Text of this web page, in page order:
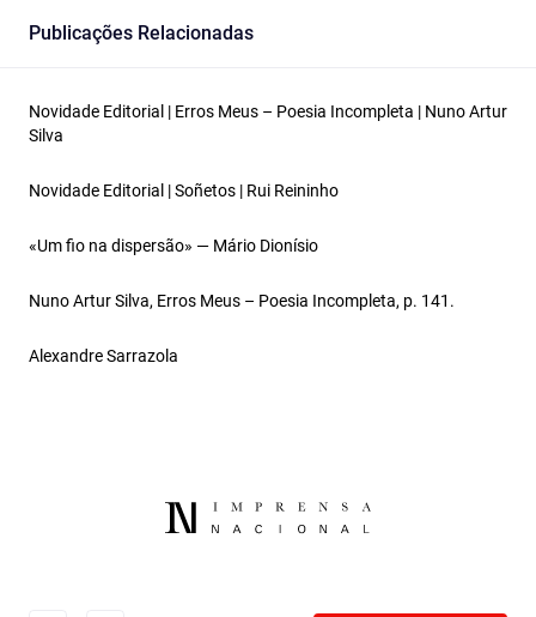
Publicações Relacionadas
Novidade Editorial | Erros Meus – Poesia Incompleta | Nuno Artur
Silva
Novidade Editorial | Soñetos | Rui Reininho
«Um fio na dispersão» — Mário Dionísio
Nuno Artur Silva, Erros Meus – Poesia Incompleta, p. 141.
Alexandre Sarrazola